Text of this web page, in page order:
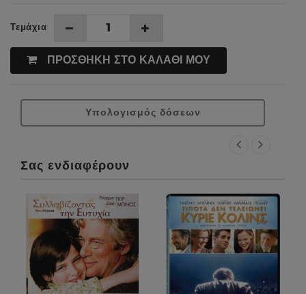
Τεμάχια
ΠΡΟΣΘΗΚΗ ΣΤΟ ΚΑΛΑΘΙ ΜΟΥ
Υπολογισμός δόσεων
Σας ενδιαφέρουν